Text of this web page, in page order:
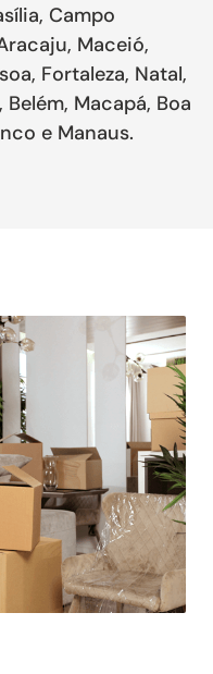
Campo
Maceió,
Fortaleza, Natal,
Belém, Macapá, Boa
e Manaus.